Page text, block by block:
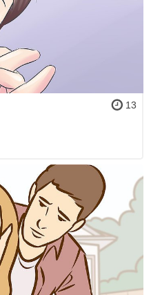
13